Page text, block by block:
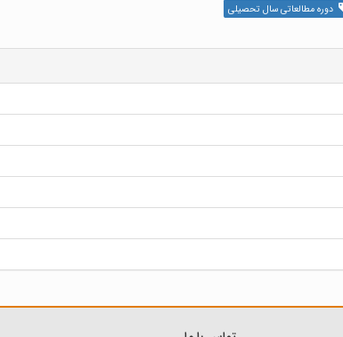
دوره مطالعاتی سال تحصیلی